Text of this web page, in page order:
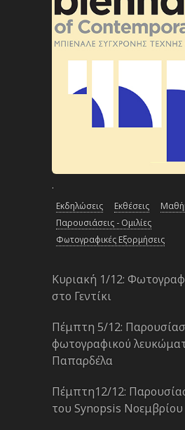
·
Εκδηλώσεις Εκθέσεις
Παρουσιάσεις - Ομιλίες
Φωτογραφικές Εξορμήσεις
Κυριακή 1/12:
στο Γεντίκι
Πέμπτη 5/12:
φωτογραφικού
Παπαρδέλα
Πέμπτη12/12:
του Synopsis Νοεμβρίου